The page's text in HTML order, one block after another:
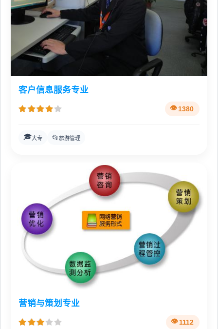
客户信息服务专业
1380
🎓大专 📂 旅游管理
营销与策划专业
1112